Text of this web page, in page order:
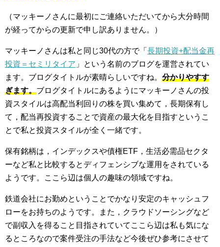
（マッキーノさんに最初にご連絡いただいてから大分時間
が経ってからの更新で申し訳ありません。）
マッキーノさんは私と同じ30代の方で「 長期投資+配当金再
投資＝セミリタイア 」という名前のブログを運営されてい
ます。ブログタイトルが素晴らしいですね。 分かりやすす
ぎます。ブログタイトルにあるようにマッキーノさんの投
資スタイルは高配当利回りの株を買い集めて，長期保有し
て，配当再投資することで資産の最大化を目指すというこ
とで私と投資スタイルが全く一緒です。
保有銘柄は，インデックスや債権ETF，生活必需品セクタ
ーなど私と比較するとディフェンシブな運用をされている
ようです。ここら辺は個人の趣味の領域ですね。
鉄道会社にお勤めということでかなり安定のキャッシュフ
ローをお持ちのようです。また，クラウドソーシングなど
で副収入を得ること目指されていてここら辺は私も気にな
るところなので案件受注の手法など今後ぜひ参考にさせて